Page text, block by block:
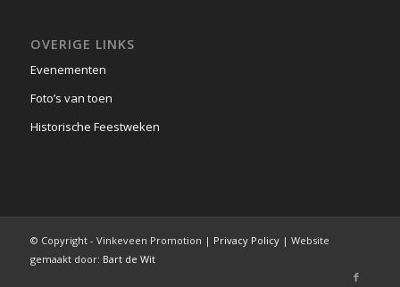
OVERIGE LINKS
Evenementen
Foto’s van toen
Historische Feestweken
© Copyright - Vinkeveen Promotion | Privacy Policy| Website
gemaakt door: Bart de Wit